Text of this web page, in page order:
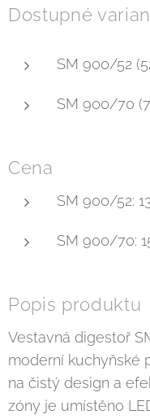
Dostupné
SM 900/52
SM 900/70
Cena
SM 900/52:
SM 900/70:
Popis produktu
Vestavná digestoř
moderní kuchyňské
na čistý design a
zóny je umístěno